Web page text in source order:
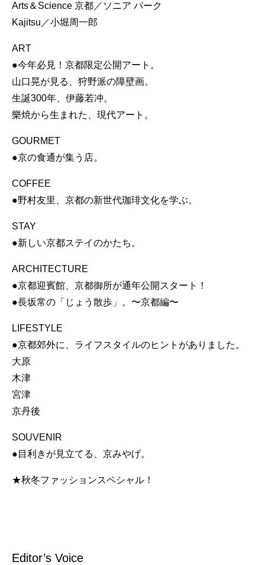
Arts＆Science 京都／ソニア パーク
Kajitsu／小堀周一郎
ART
●今年必見！京都限定公開アート。
山口晃が見る、狩野派の障壁画。
生誕300年、伊藤若冲。
樂焼から生まれた、現代アート。
GOURMET
●京の食通が集う店。
COFFEE
●野村友里、京都の新世代珈琲文化を学ぶ。
STAY
●新しい京都ステイのかたち。
ARCHITECTURE
●京都迎賓館、京都御所が通年公開スタート！
●長坂常の「じょう散歩」。〜京都編〜
LIFESTYLE
●京都郊外に、ライフスタイルのヒントがありました。
大原
木津
宮津
京丹後
SOUVENIR
●目利きが見立てる、京みやげ。
★秋冬ファッションスペシャル！
Editor’s Voice